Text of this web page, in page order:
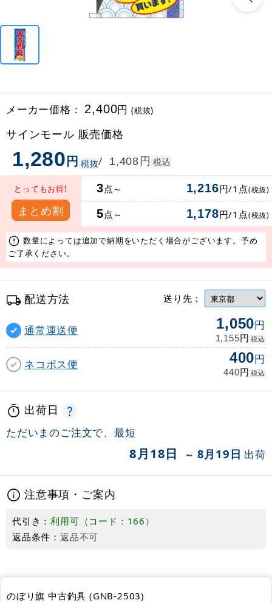
メーカー価格： 2,400円(税抜)
サインモール 販売価格
1,280円 税抜/ 1,408円 税込
とってもお得!
まとめ割
3点～ 1,216円/1点(税抜)
5点～ 1,178円/1点(税抜)
数量によっては追加で納期をいただく場合がございます。予め
ご了承ください。
配送方法 送り先：
通常運送便 1,050円
1,155円 税込
ネコポス便 400円
440円 税込
出荷日
ただいまのご注文で、最短
8月18日 ～ 8月19日 出荷
注意事項・ご案内
代引き：利用可（コード：166）
返品条件： 返品不可
のぼり旗 中古釣具 (GNB-2503)